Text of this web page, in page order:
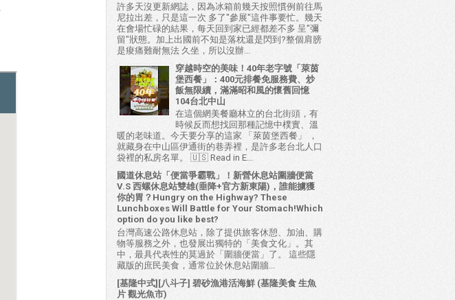
許多天沒更新網誌，因為冰箱前幾天按照慣例前往馬
尼拉出差，只是這一次 多了"參展"這件事要忙。幾天
在會場忙碌的結果，每天回到家已經都差不多 呈"彌
留"狀態。加上出國前不知是落枕還是閃到?整個肩膀
是痠痛難耐無法 久坐，所以沒辦...
穿越時空的美味！40年老字號「萊茵
堡西餐」：400元排餐免服務費、炒
飯無限續，滿滿昭和風的懷舊回憶
104台北中山
在這個網美餐廳林立的台北街頭，有
時候反而想找回那種記憶中樸實、溫
暖的老味道。今天要分享的這家 「萊茵堡西餐」 ，
就藏身在中山區伊通街的巷弄裡，是許多老台北人口
袋裡的私房名單。 🇺🇸 Read in E...
國道休息站「便當爭霸戰」！新營休息站圍牆便當
V.S 西螺休息站雙雄(垂降+官方新東陽)，誰能擄獲
你的胃？Hungry on the Highway? These
Lunchboxes Will Battle for Your Stomach!Which
option do you like best?
台灣高速公路休息站，除了提供旅客休憩、加油、購
物等服務之外，也發展出獨特的「美食文化」。其
中，最具代表性的莫過於「圍牆便當」了。 這些隱
藏版的庶民美食，通常位於休息站圍牆...
[基隆中式][八斗子] 碧砂漁港活海鮮 (基隆美食 生魚
片 觀光魚市)